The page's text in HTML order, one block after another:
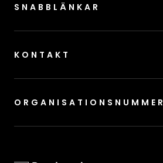
SNABBLÄNKAR
KONTAKT
ORGANISATIONSNUMMER